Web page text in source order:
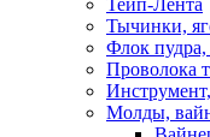
Тычинки,
Флок пудра,
Проволока
Молды,